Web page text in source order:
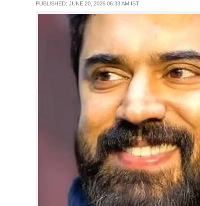
PUBLISHED: JUNE 20, 2026 06:33 AM IST